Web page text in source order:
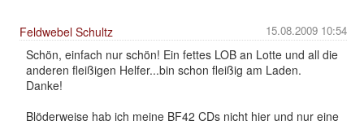
15.08.2009 10:54
Feldwebel Schultz
Schön, einfach nur schön! Ein fettes LOB an Lotte und all die
anderen fleißigen Helfer...bin schon fleißig am Laden.
Danke!
Blöderweise hab ich meine BF42 CDs nicht hier und nur eine